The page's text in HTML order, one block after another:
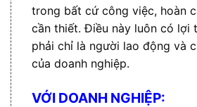
trong bất cứ công việc, hoàn
cần thiết. Điều này luôn có lợi
phải chỉ là người lao động và
của doanh nghiệp.
VỚI DOANH NGHIỆP: